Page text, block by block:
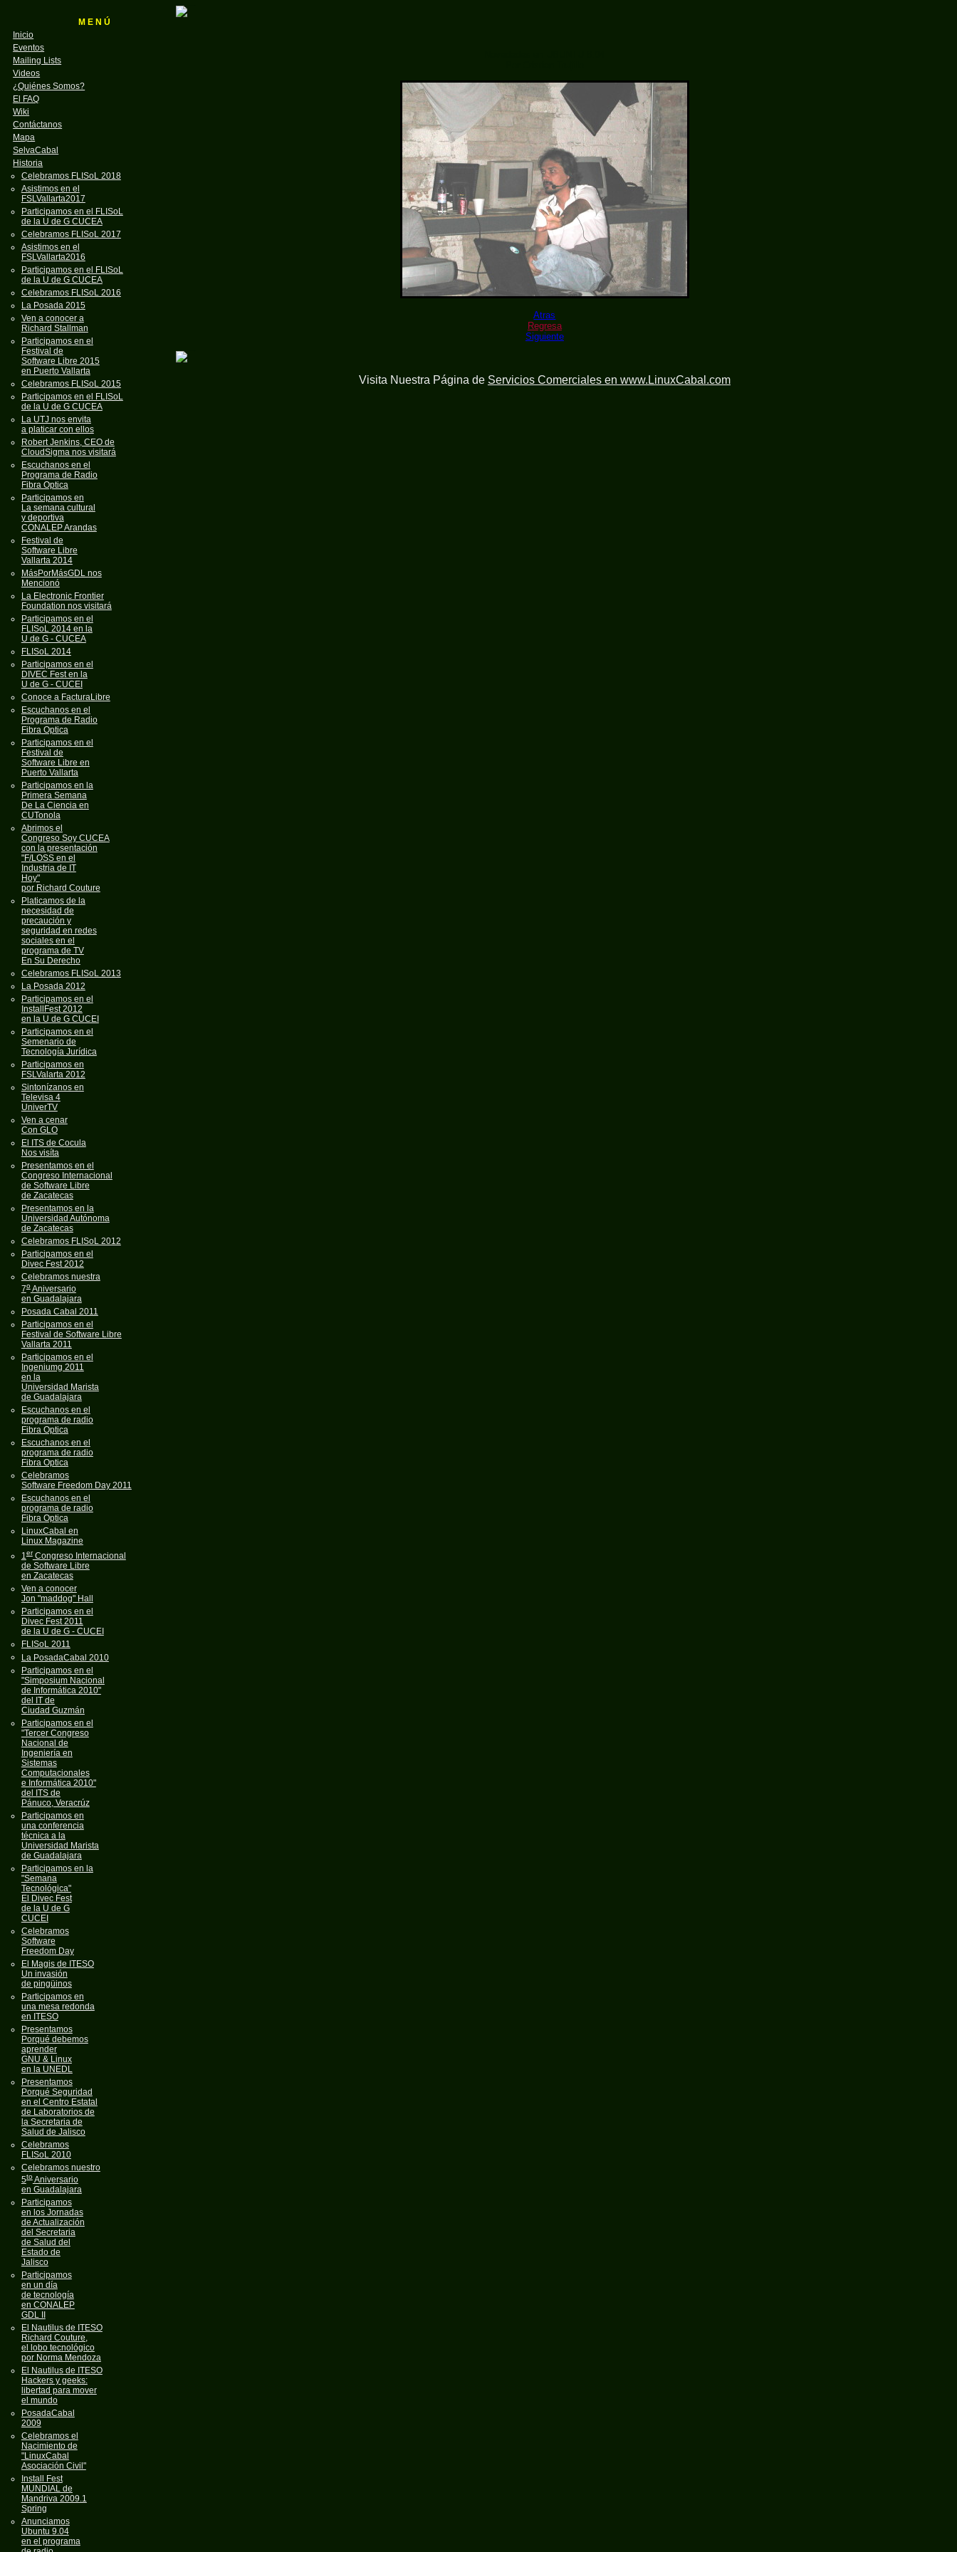
M E N Ú
Inicio
Eventos
Mailing Lists
Videos
¿Quiénes Somos?
El FAQ
Wiki
Contáctanos
Mapa
SelvaCabal
Historia
Celebramos FLISoL 2018
Asistimos en el
FSLVallarta2017
Participamos en el FLISoL
de la U de G CUCEA
Celebramos FLISoL 2017
Asistimos en el
FSLVallarta2016
Participamos en el FLISoL
de la U de G CUCEA
Celebramos FLISoL 2016
La Posada 2015
Ven a conocer a
Richard Stallman
Participamos en el
Festival de
Software Libre 2015
en Puerto Vallarta
Celebramos FLISoL 2015
Participamos en el FLISoL
de la U de G CUCEA
La UTJ nos envita
a platicar con ellos
Robert Jenkins, CEO de
CloudSigma nos visitará
Escuchanos en el
Programa de Radio
Fibra Optica
Participamos en
La semana cultural
y deportiva
CONALEP Arandas
Festival de
Software Libre
Vallarta 2014
MásPorMásGDL nos
Mencionó
La Electronic Frontier
Foundation nos visitará
Participamos en el
FLISoL 2014 en la
U de G - CUCEA
FLISoL 2014
Participamos en el
DIVEC Fest en la
U de G - CUCEI
Conoce a FacturaLibre
Escuchanos en el
Programa de Radio
Fibra Optica
Participamos en el
Festival de
Software Libre en
Puerto Vallarta
Participamos en la
Primera Semana
De La Ciencia en
CUTonola
Abrimos el
Congreso Soy CUCEA
con la presentación
"F/LOSS en el
Industria de IT
Hoy"
por Richard Couture
Platicamos de la
necesidad de
precaución y
seguridad en redes
sociales en el
programa de TV
En Su Derecho
Celebramos FLISoL 2013
La Posada 2012
Participamos en el
InstallFest 2012
en la U de G CUCEI
Participamos en el
Semenario de
Tecnología Jurídica
Participamos en
FSLValarta 2012
Sintonízanos en
Televisa 4
UniverTV
Ven a cenar
Con GLO
El ITS de Cocula
Nos visíta
Presentamos en el
Congreso Internacional
de Software Libre
de Zacatecas
Presentamos en la
Universidad Autónoma
de Zacatecas
Celebramos FLISoL 2012
Participamos en el
Divec Fest 2012
Celebramos nuestra
7oAniversario
en Guadalajara
Posada Cabal 2011
Participamos en el
Festival de Software Libre
Vallarta 2011
Participamos en el
Ingeniumg 2011
en la
Universidad Marista
de Guadalajara
Escuchanos en el
programa de radio
Fibra Optica
Escuchanos en el
programa de radio
Fibra Optica
Celebramos
Software Freedom Day 2011
Escuchanos en el
programa de radio
Fibra Optica
LinuxCabal en
Linux Magazine
1erCongreso Internacional
de Software Libre
en Zacatecas
Ven a conocer
Jon "maddog" Hall
Participamos en el
Divec Fest 2011
de la U de G - CUCEI
FLISoL 2011
La PosadaCabal 2010
Participamos en el
"Simposium Nacional
de Informática 2010"
del IT de
Ciudad Guzmán
Participamos en el
"Tercer Congreso
Nacional de
Ingeniería en
Sistemas
Computacionales
e Informática 2010"
del ITS de
Pánuco, Veracrúz
Participamos en
una conferencia
técnica a la
Universidad Marista
de Guadalajara
Participamos en la
"Semana
Tecnológica"
El Divec Fest
de la U de G
CUCEI
Celebramos
Software
Freedom Day
El Magis de ITESO
Un invasión
de pingüinos
Participamos en
una mesa redonda
en ITESO
Presentamos
Porqué debemos
aprender
GNU & Linux
en la UNEDL
Presentamos
Porqué Seguridad
en el Centro Estatal
de Laboratorios de
la Secretaria de
Salud de Jalisco
Celebramos
FLISoL 2010
Celebramos nuestro
5toAniversario
en Guadalajara
Participamos
en los Jornadas
de Actualización
del Secretaria
de Salud del
Estado de
Jalisco
Participamos
en un día
de tecnología
en CONALEP
GDL II
El Nautilus de ITESO
Richard Couture,
el lobo tecnológico
por Norma Mendoza
El Nautilus de ITESO
Hackers y geeks:
libertad para mover
el mundo
PosadaCabal
2009
Celebramos el
Nacimiento de
"LinuxCabal
Asociación Civil"
Install Fest
MUNDIAL de
Mandriva 2009.1
Spring
Anunciamos
Ubuntu 9.04
en el programa
Atras
Regresa
Siguiente
Visita Nuestra Página de Servicios Comerciales en www.LinuxCabal.com